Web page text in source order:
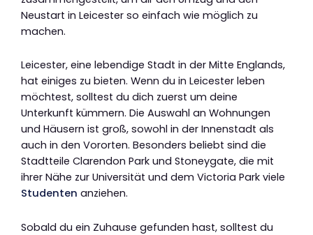
Neustart in Leicester so einfach wie möglich zu
machen.
Leicester, eine lebendige Stadt in der Mitte Englands,
hat einiges zu bieten. Wenn du in Leicester leben
möchtest, solltest du dich zuerst um deine
Unterkunft kümmern. Die Auswahl an Wohnungen
und Häusern ist groß, sowohl in der Innenstadt als
auch in den Vororten. Besonders beliebt sind die
Stadtteile Clarendon Park und Stoneygate, die mit
ihrer Nähe zur Universität und dem Victoria Park viele
Studenten anziehen.
Sobald du ein Zuhause gefunden hast, solltest du